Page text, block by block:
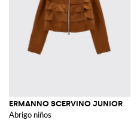
ERMANNO SCERVINO JUNIOR
Abrigo niños